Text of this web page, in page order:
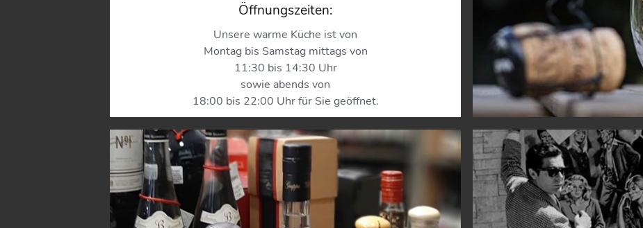
Öffnungszeiten:
Unsere warme Küche ist von
Montag bis Samstag mittags von
11:30 bis 14:30 Uhr
sowie abends von
18:00 bis 22:00 Uhr für Sie geöffnet.
Am Sonntag gönnen wir uns eine Pause und
freuen uns umso mehr ,Sie an den übrigen tagen
bei uns begrüßen und verwöhnen zu dürfen
Our hot kitchen is open from
Monday to Saturday,